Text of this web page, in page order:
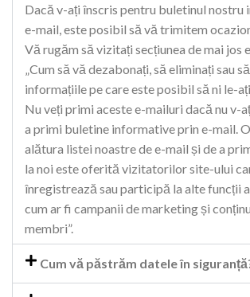
Dacă v-ați înscris pentru buletinul nostru
e-mail, este posibil să vă trimitem
Vă rugăm să vizitați secțiunea de mai jos
„Cum să vă dezabonați, să eliminați sau
informațiile pe care este posibil să ni le-
Nu veți primi aceste e-mailuri dacă nu v-
a primi buletine informative prin e-mail.
alătura listei noastre de e-mail și de a
la noi este oferită vizitatorilor site-ului
înregistrează sau participă la alte funcții
cum ar fi campanii de marketing și
membri”.
Cum vă păstrăm datele în